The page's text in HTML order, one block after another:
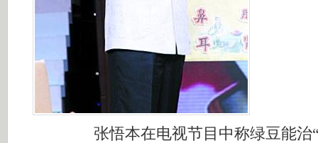
张悟本在电视节目中称绿豆能治